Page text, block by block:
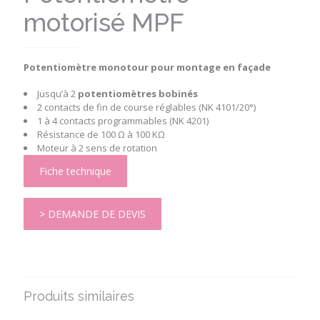
motorisé MPF
Potentiomètre monotour pour montage en façade
Jusqu’à 2 potentiomètres bobinés
2 contacts de fin de course réglables (NK 4101/20°)
1 à 4 contacts programmables (NK 4201)
Résistance de 100 Ω à 100 KΩ
Moteur à 2 sens de rotation
Fiche technique
> DEMANDE DE DEVIS
Produits similaires